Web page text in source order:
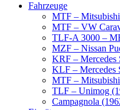
Fahrzeuge
MTF –
MTF – VW
TLF-A 3000 –
MZF – Nissan
KRF – Mercedes
KLF – Mercedes
MTF –
TLF – Unimog
Campagnola